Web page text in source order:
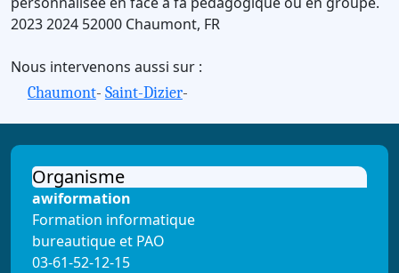
20232024 52000 Chaumont, FR
Nous intervenons aussi sur :
Chaumont- Saint-Dizier-
Organisme
awiformation
Formation informatique
bureautique et PAO
03-61-52-12-15